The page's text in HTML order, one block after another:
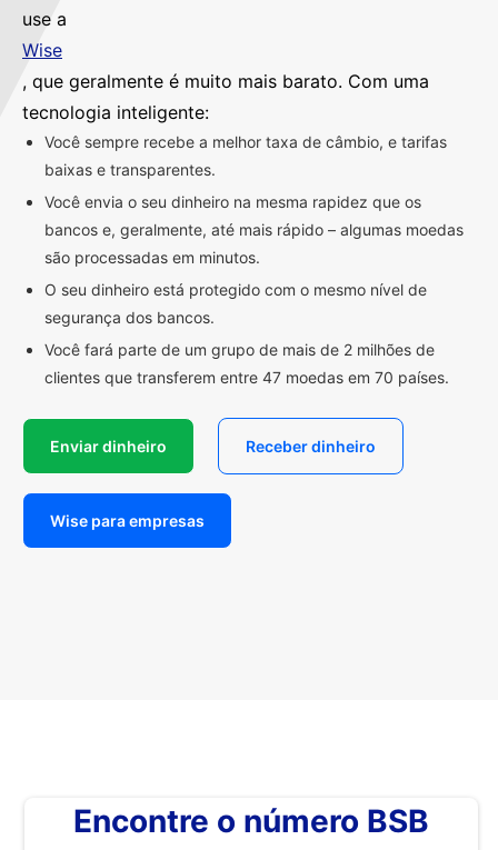
use a
Wise
, que geralmente é muito mais barato. Com uma
tecnologia inteligente:
Você sempre recebe a melhor taxa de câmbio, e tarifas
baixas e transparentes.
Você envia o seu dinheiro na mesma rapidez que os
bancos e, geralmente, até mais rápido – algumas moedas
são processadas em minutos.
O seu dinheiro está protegido com o mesmo nível de
segurança dos bancos.
Você fará parte de um grupo de mais de 2 milhões de
clientes que transferem entre 47 moedas em 70 países.
Enviar dinheiro Receber dinheiro
Wise para empresas
Encontre o número BSB